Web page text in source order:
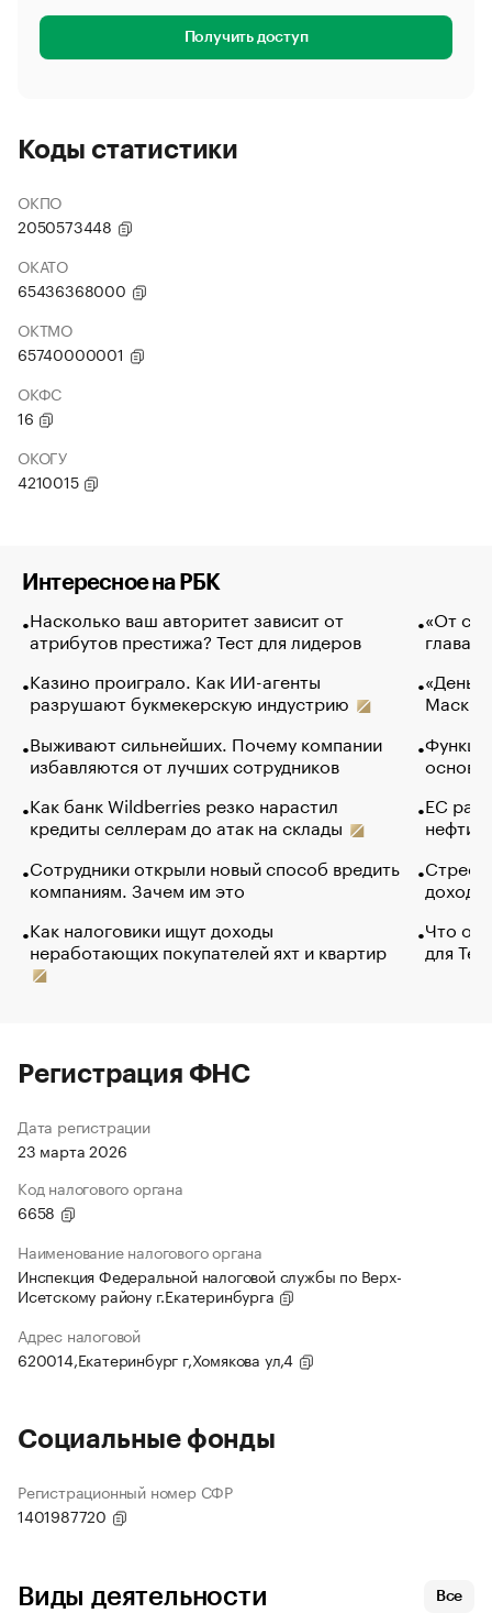
Получить доступ
Коды статистики
ОКПО
2050573448
ОКАТО
65436368000
ОКТМО
65740000001
ОКФС
16
ОКОГУ
4210015
Интересное на РБК
Насколько ваш авторитет зависит от
атрибутов престижа? Тест для лидеров
Казино проиграло. Как ИИ-агенты
разрушают букмекерскую индустрию
Выживают сильнейших. Почему компании
избавляются от лучших сотрудников
Как банк Wildberries резко нарастил
кредиты селлерам до атак на склады
Сотрудники открыли новый способ вредить
компаниям. Зачем им это
Как налоговики ищут доходы
неработающих покупателей яхт и квартир
«От
глава
Маск в
основ
ЕС
нефти
Что
для
Регистрация ФНС
Дата регистрации
23 марта 2026
Код налогового органа
6658
Наименование налогового органа
Инспекция Федеральной налоговой службы по Верх-
Исетскому району г.Екатеринбурга
Адрес налоговой
620014,Екатеринбург г,Хомякова ул,4
Социальные фонды
Регистрационный номер СФР
1401987720
Виды деятельности Все